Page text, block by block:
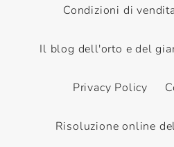
TEXAS
(batteria e
incluso)
€165,00
Condizioni di vendita
Il blog dell'orto e del
Privacy Policy
Risoluzione online